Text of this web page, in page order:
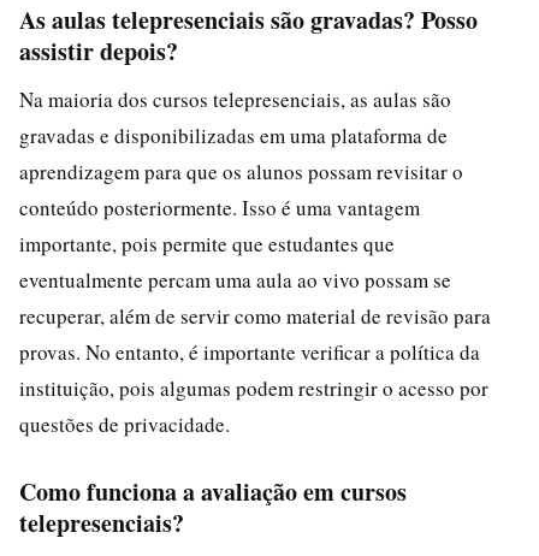
As aulas telepresenciais são gravadas? Posso
assistir depois?
Na maioria dos cursos telepresenciais, as aulas são
gravadas e disponibilizadas em uma plataforma de
aprendizagem para que os alunos possam revisitar o
conteúdo posteriormente. Isso é uma vantagem
importante, pois permite que estudantes que
eventualmente percam uma aula ao vivo possam se
recuperar, além de servir como material de revisão para
provas. No entanto, é importante verificar a política da
instituição, pois algumas podem restringir o acesso por
questões de privacidade.
Como funciona a avaliação em cursos
telepresenciais?